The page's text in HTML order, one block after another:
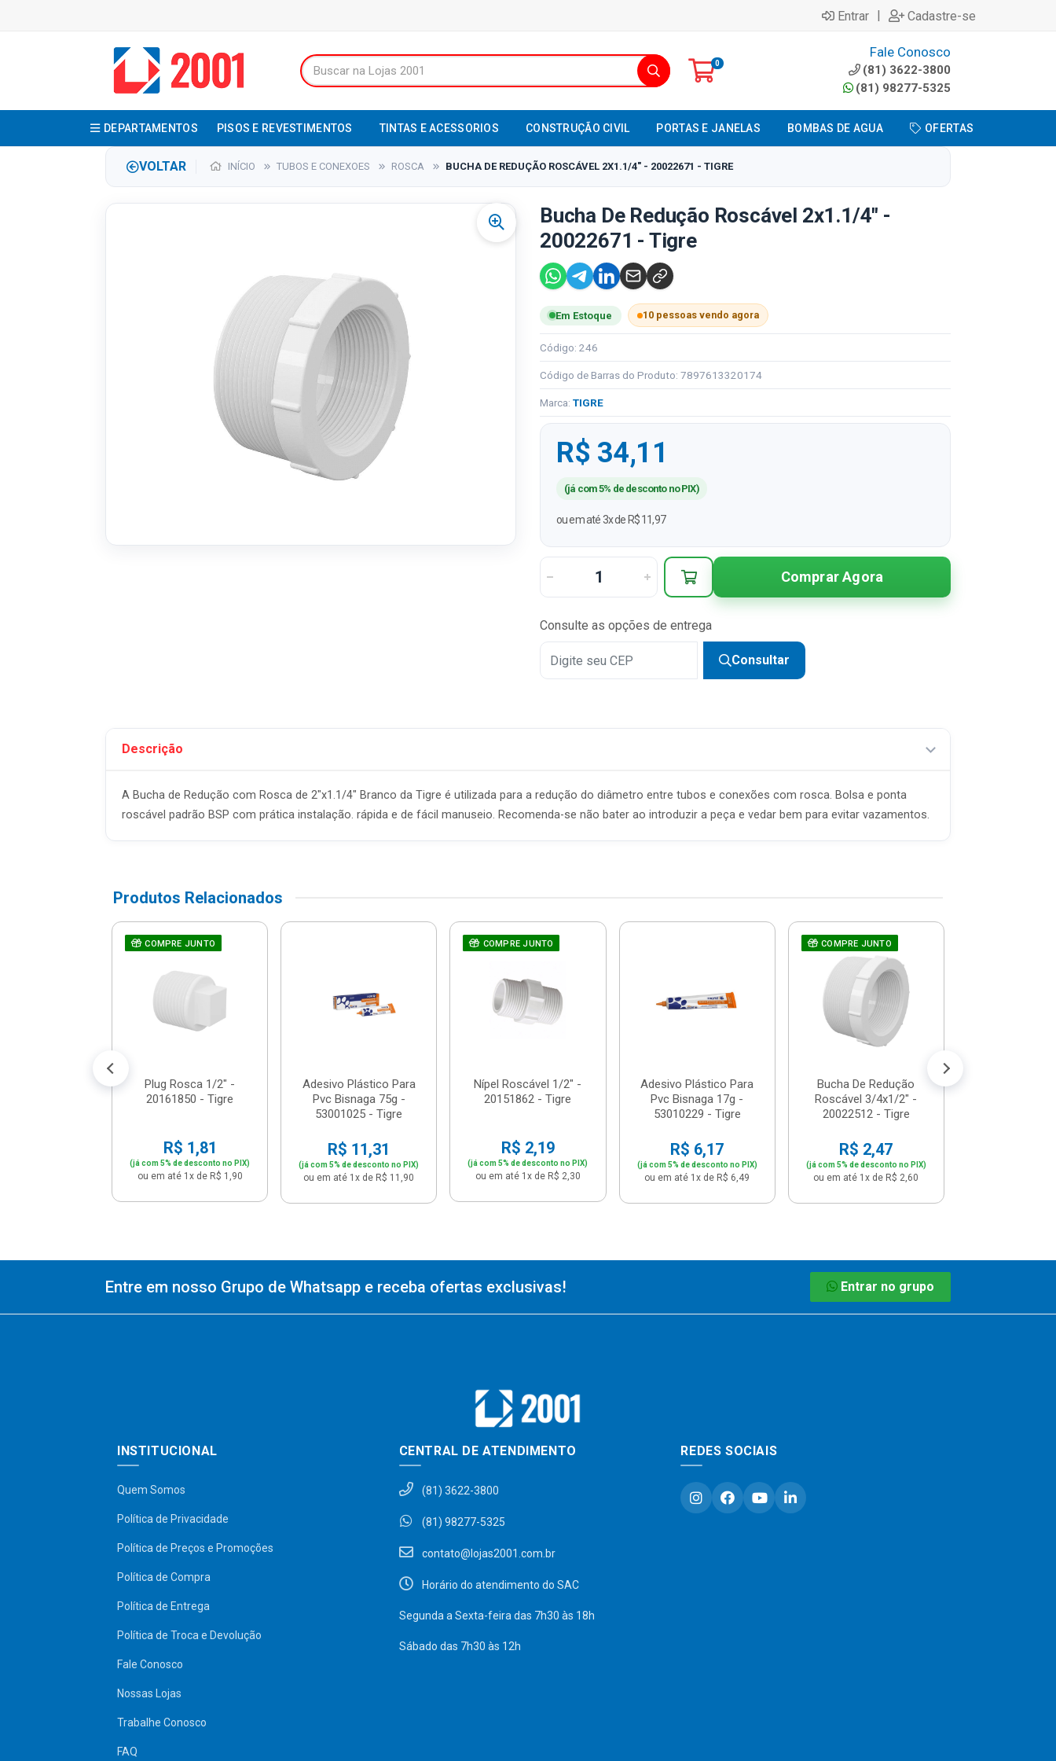
Entrar | Cadastre-se
0
Fale Conosco
(81) 3622-3800
(81) 98277-5325
DEPARTAMENTOS PISOS E REVESTIMENTOS TINTAS E ACESSORIOS CONSTRUÇÃO CIVIL PORTAS E JANELAS BOMBAS DE AGUA OFERTAS
VOLTAR INÍCIO TUBOS E CONEXOES ROSCA BUCHA DE REDUÇÃO ROSCÁVEL 2X1.1/4" - 20022671 - TIGRE
Bucha De Redução Roscável 2x1.1/4" -
20022671 - Tigre
Em Estoque 10 pessoas vendo agora
Código: 246
Código de Barras do Produto: 7897613320174
Marca: TIGRE
R$ 34,11
(já com 5% de desconto no PIX)
ou em até 3x de R$ 11,97
Comprar Agora
Consulte as opções de entrega
Consultar
Descrição
A Bucha de Redução com Rosca de 2"x1.1/4" Branco da Tigre é utilizada para a redução do diâmetro entre tubos e conexões com rosca. Bolsa e ponta
roscável padrão BSP com prática instalação. rápida e de fácil manuseio. Recomenda-se não bater ao introduzir a peça e vedar bem para evitar vazamentos.
Produtos Relacionados
COMPRE JUNTO
Plug Rosca 1/2" -
20161850 - Tigre
R$ 1,81
(já com 5% de desconto no PIX)
ou em até 1x de R$ 1,90
Adesivo Plástico Para
Pvc Bisnaga 75g -
53001025 - Tigre
R$ 11,31
(já com 5% de desconto no PIX)
ou em até 1x de R$ 11,90
COMPRE JUNTO
Nípel Roscável 1/2" -
20151862 - Tigre
R$ 2,19
(já com 5% de desconto no PIX)
ou em até 1x de R$ 2,30
Adesivo Plástico Para
Pvc Bisnaga 17g -
53010229 - Tigre
R$ 6,17
(já com 5% de desconto no PIX)
ou em até 1x de R$ 6,49
COMPRE JUNTO
Bucha De Redução
Roscável 3/4x1/2" -
20022512 - Tigre
R$ 2,47
(já com 5% de desconto no PIX)
ou em até 1x de R$ 2,60
Entre em nosso Grupo de Whatsapp e receba ofertas exclusivas! Entrar no grupo
INSTITUCIONAL
Quem Somos
Política de Privacidade
Política de Preços e Promoções
Política de Compra
Política de Entrega
Política de Troca e Devolução
Fale Conosco
Nossas Lojas
Trabalhe Conosco
FAQ
CENTRAL DE ATENDIMENTO
(81) 3622-3800
(81) 98277-5325
contato@lojas2001.com.br
Horário do atendimento do SAC
Segunda a Sexta-feira das 7h30 às 18h
Sábado das 7h30 às 12h
REDES SOCIAIS